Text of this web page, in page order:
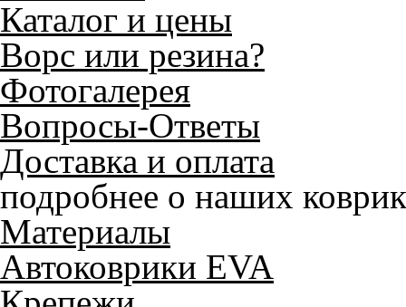
Каталог и цены
Ворс или резина?
Фотогалерея
Вопросы-Ответы
Доставка и оплата
подробнее о наших
Материалы
Автоковрики EVA